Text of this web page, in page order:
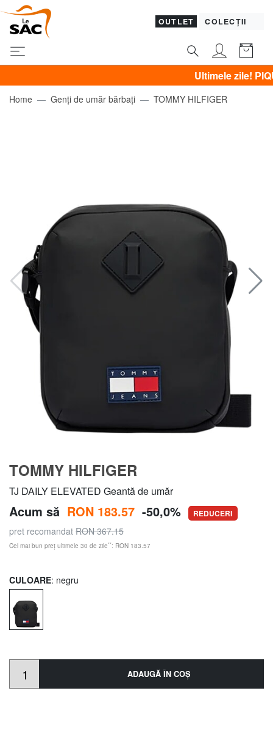
OUTLET COLECȚII
Ultimele zile!
Home Genți de umăr bărbați TOMMY HILFIGER
TOMMY HILFIGER
TJ DAILY ELEVATED Geantă de umăr
Acum să RON 183.57 -50,0% REDUCERI
pret recomandat RON 367.15
Cel mai bun preț ultimele 30 de zile**: RON 183.57
CULOARE: negru
ADAUGĂ ÎN COŞ